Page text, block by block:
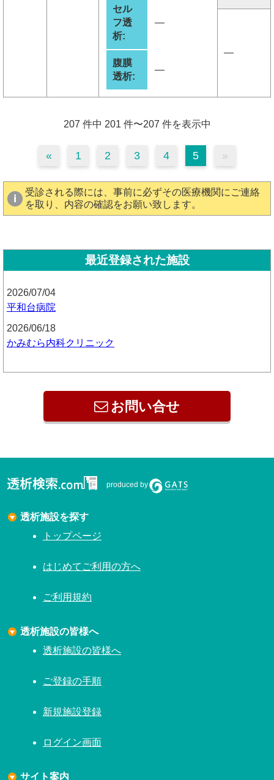
セル
フ透
析:
―
腹膜
透析:
―
―
207 件中 201 件〜207 件を表示中
« 1 2 3 4 5 »
受診される際には、事前に必ずその医療機関にご連絡
を取り、内容の確認をお願い致します。
最近登録された施設
2026/07/04
平和台病院
2026/06/18
かみむら内科クリニック
お問い合せ
produced by
透析施設を探す
トップページ
はじめてご利用の方へ
ご利用規約
透析施設の皆様へ
透析施設の皆様へ
ご登録の手順
新規施設登録
ログイン画面
サイト案内